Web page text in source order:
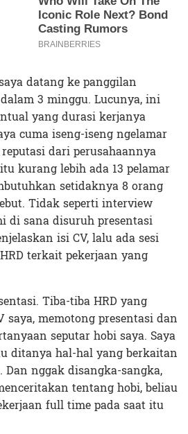
datang ke panggilan
3 minggu. Lucunya, ini
yang durasi kerjanya
cuma iseng-iseng ngelamar
dari perusahaannya
kurang lebih ada 13 pelamar
setidaknya 8 orang
Tidak seperti interview
di sana disuruh presentasi
isi CV, lalu ada sesi
terkait pekerjaan yang
Tiba-tiba HRD yang
saya, memotong presentasi dan
seputar hobi saya. Saya
ditanya hal-hal yang berkaitan
Dan nggak disangka-sangka,
tentang hobi, beliau
full time pada saat itu